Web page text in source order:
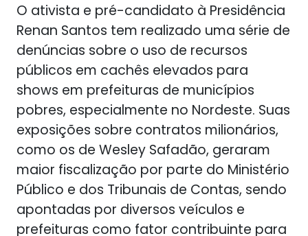
O ativista e pré-candidato à Presidência
Renan Santos tem realizado uma série de
denúncias sobre o uso de recursos
públicos em cachês elevados para
shows em prefeituras de municípios
pobres, especialmente no Nordeste. Suas
exposições sobre contratos milionários,
como os de Wesley Safadão, geraram
maior fiscalização por parte do Ministério
Público e dos Tribunais de Contas, sendo
apontadas por diversos veículos e
prefeituras como fator contribuinte para